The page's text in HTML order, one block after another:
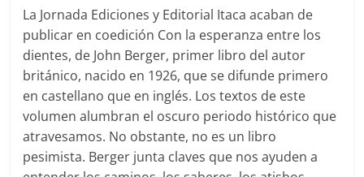
La Jornada Ediciones y Editorial Itaca acaban de
publicar en coedición Con la esperanza entre los
dientes, de John Berger, primer libro del autor
británico, nacido en 1926, que se difunde primero
en castellano que en inglés. Los textos de este
volumen alumbran el oscuro periodo histórico que
atravesamos. No obstante, no es un libro
pesimista. Berger junta claves que nos ayuden a